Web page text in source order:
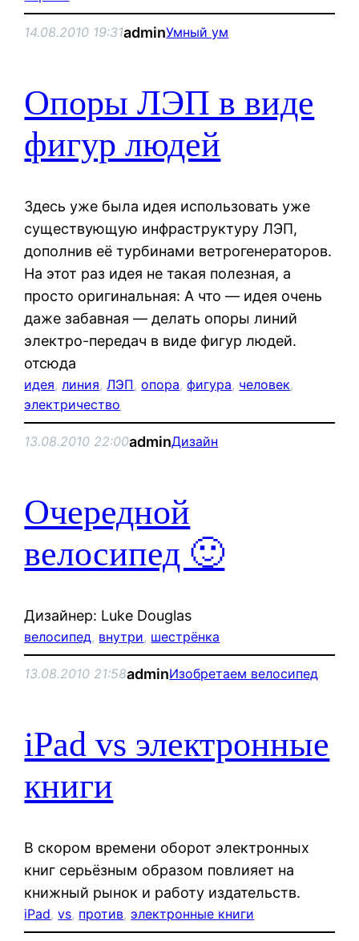
14.08.2010 19:31adminУмный ум
Опоры ЛЭП в виде
фигур людей
Здесь уже была идея использовать уже
существующую инфраструктуру ЛЭП,
дополнив её турбинами ветрогенераторов.
На этот раз идея не такая полезная, а
просто оригинальная: А что — идея очень
даже забавная — делать опоры линий
электро-передач в виде фигур людей.
отсюда
идея, линия, ЛЭП , опора, фигура, человек
электричество
13.08.2010 22:00adminДизайн
Очередной
велосипед 🙂
Дизайнер: Luke Douglas
велосипед, внутри, шестрёнка
13.08.2010 21:58adminИзобретаем велосипед
iPad vs электронные
книги
В скором времени оборот электронных
книг серьёзным образом повлияет на
книжный рынок и работу издательств.
iPad, vs, против, электронные книги